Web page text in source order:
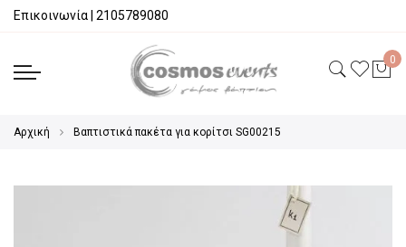
Επικοινωνία 2105789080
Αρχική Βαπτιστικά πακέτα για κορίτσι SG00215